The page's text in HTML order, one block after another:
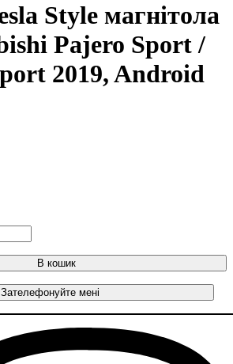
Style магнітола
Pajero Sport /
2019, Android
В кошик
Зателефонуйте мені